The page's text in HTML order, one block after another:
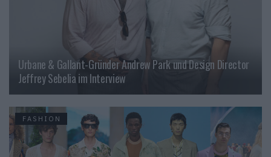
Urbane & Gallant-Gründer Andrew Park und Design Director
Jeffrey Sebelia im Interview
FASHION